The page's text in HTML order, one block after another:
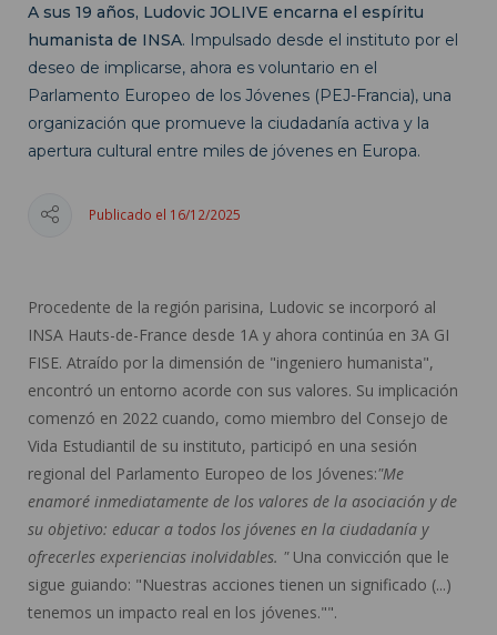
A sus 19 años, Ludovic JOLIVE encarna el espíritu
humanista de INSA. Impulsado desde el instituto por el
deseo de implicarse, ahora es voluntario en el
Parlamento Europeo de los Jóvenes (PEJ-Francia), una
organización que promueve la ciudadanía activa y la
apertura cultural entre miles de jóvenes en Europa.
Publicado el 16/12/2025
Procedente de la región parisina, Ludovic se incorporó al
INSA Hauts-de-France desde 1A y ahora continúa en 3A GI
FISE. Atraído por la dimensión de "ingeniero humanista",
encontró un entorno acorde con sus valores. Su implicación
comenzó en 2022 cuando, como miembro del Consejo de
Vida Estudiantil de su instituto, participó en una sesión
regional del Parlamento Europeo de los Jóvenes:"Me
enamoré inmediatamente de los valores de la asociación y de
su objetivo: educar a todos los jóvenes en la ciudadanía y
ofrecerles experiencias inolvidables. " Una convicción que le
sigue guiando: "Nuestras acciones tienen un significado (...)
tenemos un impacto real en los jóvenes."".